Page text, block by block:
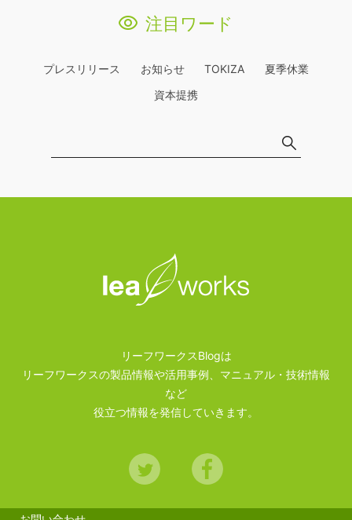
注目ワード
プレスリリース お知らせ TOKIZA
夏季休業
資本提携
リーフワークスBlogは
リーフワークスの製品情報や活用事例、マニュアル・技術情報
など
役立つ情報を発信していきます。
Twitter